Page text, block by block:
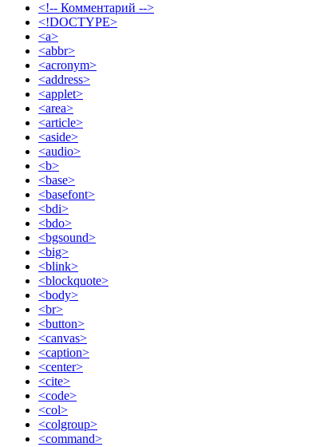
<!-- Комментарий -->
<!DOCTYPE>
<a>
<abbr>
<acronym>
<address>
<applet>
<area>
<article>
<aside>
<audio>
<b>
<base>
<basefont>
<bdi>
<bdo>
<bgsound>
<big>
<blink>
<blockquote>
<body>
<br>
<button>
<canvas>
<caption>
<center>
<cite>
<code>
<col>
<colgroup>
<command>